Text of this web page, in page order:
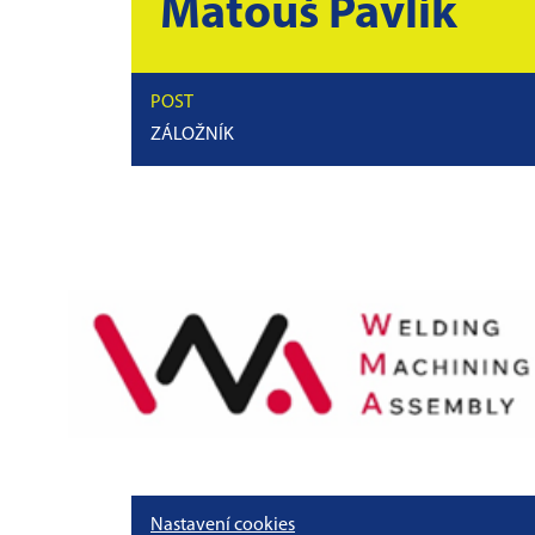
Matouš Pavlík
POST
ZÁLOŽNÍK
Nastavení cookies